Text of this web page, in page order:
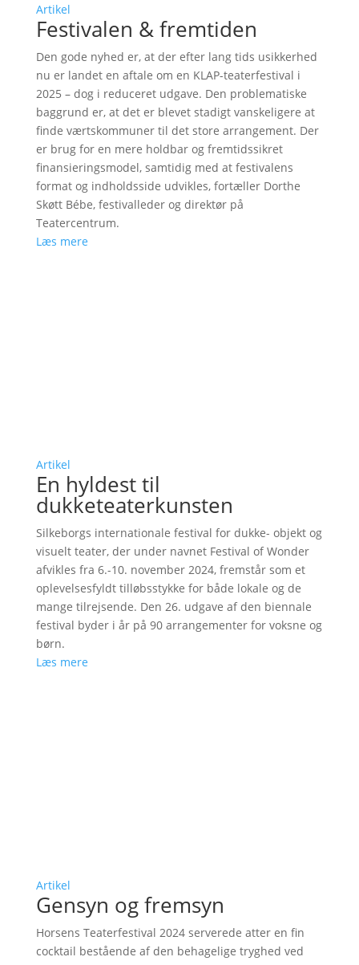
Artikel
Festivalen & fremtiden
Den gode nyhed er, at der efter lang tids usikkerhed
nu er landet en aftale om en KLAP-teaterfestival i
2025 – dog i reduceret udgave. Den problematiske
baggrund er, at det er blevet stadigt vanskeligere at
finde værtskommuner til det store arrangement. Der
er brug for en mere holdbar og fremtidssikret
finansieringsmodel, samtidig med at festivalens
format og indholdsside udvikles, fortæller Dorthe
Skøtt Bébe, festivalleder og direktør på
Teatercentrum.
Læs mere
Artikel
En hyldest til
dukketeaterkunsten
Silkeborgs internationale festival for dukke- objekt og
visuelt teater, der under navnet Festival of Wonder
afvikles fra 6.-10. november 2024, fremstår som et
oplevelsesfyldt tilløbsstykke for både lokale og de
mange tilrejsende. Den 26. udgave af den biennale
festival byder i år på 90 arrangementer for voksne og
børn.
Læs mere
Artikel
Gensyn og fremsyn
Horsens Teaterfestival 2024 serverede atter en fin
cocktail bestående af den behagelige tryghed ved